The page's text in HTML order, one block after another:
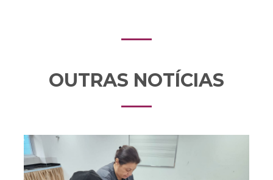
OUTRAS NOTÍCIAS